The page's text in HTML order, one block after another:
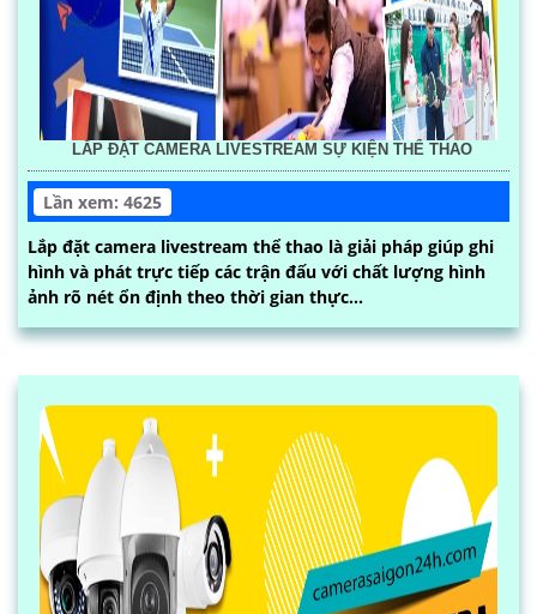
LẮP ĐẶT CAMERA LIVESTREAM SỰ KIỆN THỂ THAO
Lần xem: 4625
Lắp đặt camera livestream thể thao là giải pháp giúp ghi
hình và phát trực tiếp các trận đấu với chất lượng hình
ảnh rõ nét ổn định theo thời gian thực...